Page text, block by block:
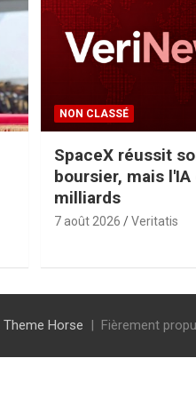
NON CLASSÉ
SpaceX réussit
boursier, mais
milliards
7 août 2026 Veritatis
Theme Horse Fièrement